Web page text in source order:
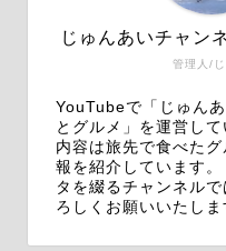
管理人/じ
じゅんあいチャン
YouTubeで「じゅん
とグルメ」を運営して
内容は旅先で食べた
報を紹介しています
タを綴るチャンネル
ろしくお願いいたしま